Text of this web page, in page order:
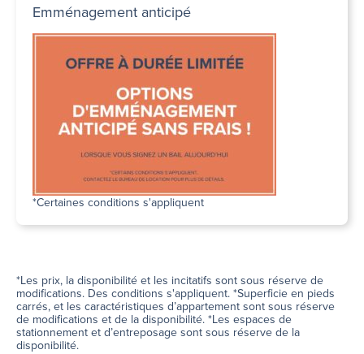
Emménagement anticipé
*Certaines conditions s'appliquent
*Les prix, la disponibilité et les incitatifs sont sous réserve de
modifications. Des conditions s'appliquent. *Superficie en pieds
carrés, et les caractéristiques d’appartement sont sous réserve
de modifications et de la disponibilité. *Les espaces de
stationnement et d’entreposage sont sous réserve de la
disponibilité.